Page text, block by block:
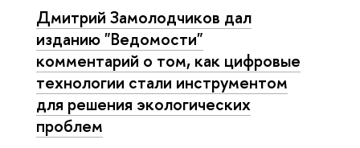
Дмитрий Замолодчиков дал
изданию "Ведомости"
комментарий о том, как цифровые
технологии стали инструментом
для решения экологических
проблем